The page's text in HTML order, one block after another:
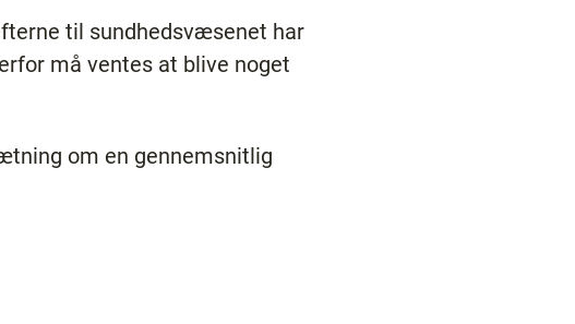
til sundhedsvæsenet har
må ventes at blive noget
om en gennemsnitlig